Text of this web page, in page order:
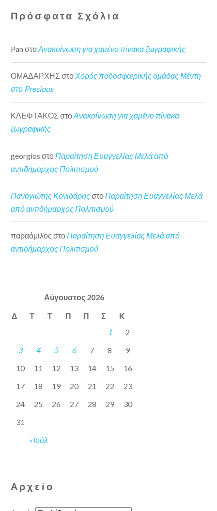
Πρόσφατα Σχόλια
Pan στοΑνακοίνωση για χαμένο πίνακα ζωγραφικής
ΟΜΑΔΑΡΧΗΣ στοΧορός ποδοσφαιρικής ομάδας Μέντη
στο Precious
ΚΛΕΦΤΑΚΟΣ στοΑνακοίνωση για χαμένο πίνακα
ζωγραφικής
georgios στο Παραίτηση Ευαγγελίας Μελά από
αντιδήμαρχος Πολιτισμού
Παναγιώτης Κονιδάρηςστο Παραίτηση Ευαγγελίας Μελά
από αντιδήμαρχος Πολιτισμού
παραόμιλος στοΠαραίτηση Ευαγγελίας Μελά από
αντιδήμαρχος Πολιτισμού
Αύγουστος 2026
Δ Τ Τ Π Π Σ Κ
« Ιούλ
1
2
3
4 5 6 7 8
9
10
11 12 13 14 15
16
17
18 19 20 21 22
23
24
25 26 27 28 29
30
31
Αρχείο